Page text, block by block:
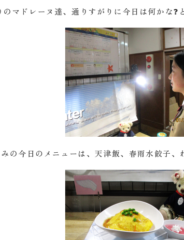
のマドレーヌ達、通りすがりに今日は何かな
の今日のメニューは、天津飯、春雨水餃子、